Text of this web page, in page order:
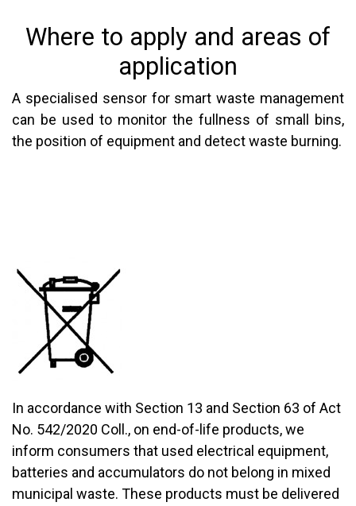
Where to apply and areas of
application
A specialised sensor for smart waste management
can be used to monitor the fullness of small bins,
the position of equipment and detect waste burning.
In accordance with Section 13 and Section 63 of Act
No. 542/2020 Coll., on end-of-life products, we
inform consumers that used electrical equipment,
batteries and accumulators do not belong in mixed
municipal waste. These products must be delivered